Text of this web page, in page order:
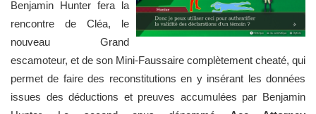
Benjamin Hunter fera la
rencontre de Cléa, le
nouveau Grand
escamoteur, et de son Mini-Faussaire complètement cheaté, qui
permet de faire des reconstitutions en y insérant les données
issues des déductions et preuves accumulées par Benjamin